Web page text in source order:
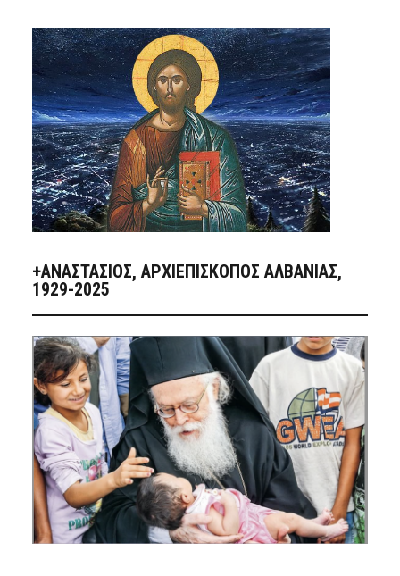
+ΑΝΑΣΤΆΣΙΟΣ, ΑΡΧΙΕΠΊΣΚΟΠΟΣ ΑΛΒΑΝΊΑΣ,
1929-2025